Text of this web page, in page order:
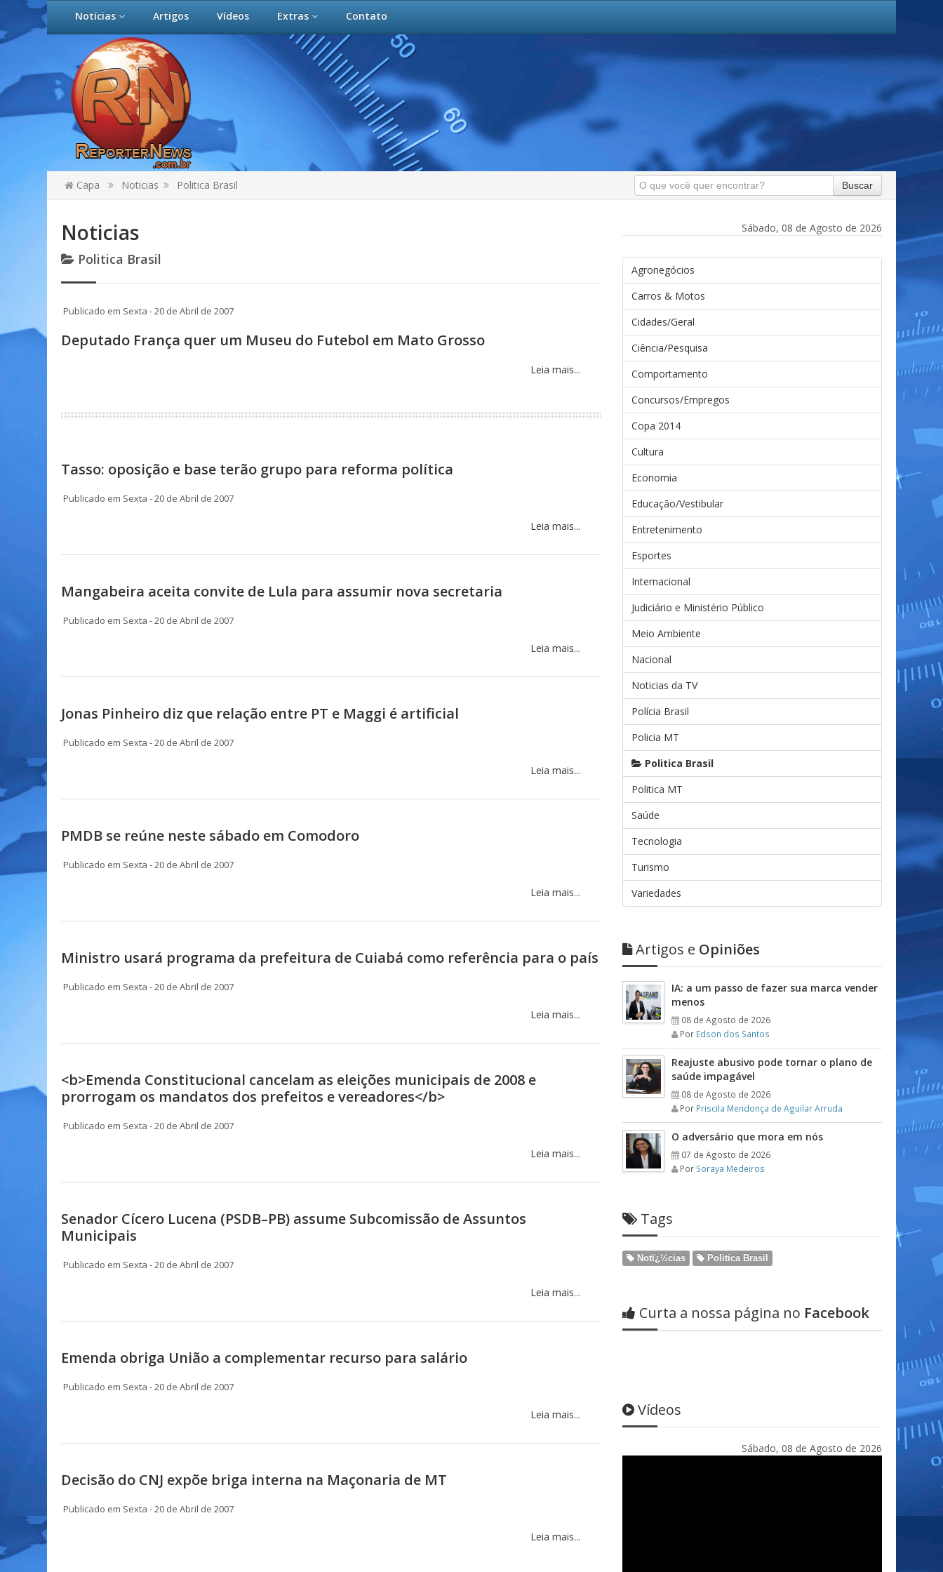
Notícias Artigos Vídeos Extras Contato
Capa Noticias Politica Brasil Buscar
Noticias
Politica Brasil
Publicado em Sexta - 20 de Abril de 2007
Deputado França quer um Museu do Futebol em Mato Grosso
Leia mais...
Tasso: oposição e base terão grupo para reforma política
Publicado em Sexta - 20 de Abril de 2007
Leia mais...
Mangabeira aceita convite de Lula para assumir nova secretaria
Publicado em Sexta - 20 de Abril de 2007
Leia mais...
Jonas Pinheiro diz que relação entre PT e Maggi é artificial
Publicado em Sexta - 20 de Abril de 2007
Leia mais...
PMDB se reúne neste sábado em Comodoro
Publicado em Sexta - 20 de Abril de 2007
Leia mais...
Ministro usará programa da prefeitura de Cuiabá como referência para o país
Publicado em Sexta - 20 de Abril de 2007
Leia mais...
<b>Emenda Constitucional cancelam as eleições municipais de 2008 e
prorrogam os mandatos dos prefeitos e vereadores</b>
Publicado em Sexta - 20 de Abril de 2007
Leia mais...
Senador Cícero Lucena (PSDB–PB) assume Subcomissão de Assuntos
Municipais
Publicado em Sexta - 20 de Abril de 2007
Leia mais...
Emenda obriga União a complementar recurso para salário
Publicado em Sexta - 20 de Abril de 2007
Leia mais...
Decisão do CNJ expõe briga interna na Maçonaria de MT
Publicado em Sexta - 20 de Abril de 2007
Leia mais...
Sábado, 08 de Agosto de 2026
Agronegócios
Carros & Motos
Cidades/Geral
Ciência/Pesquisa
Comportamento
Concursos/Empregos
Copa 2014
Cultura
Economia
Educação/Vestibular
Entretenimento
Esportes
Internacional
Judiciário e Ministério Público
Meio Ambiente
Nacional
Noticias da TV
Polícia Brasil
Policia MT
Politica Brasil
Politica MT
Saúde
Tecnologia
Turismo
Variedades
Artigos e Opiniões
IA: a um passo de fazer sua marca vender
menos
08 de Agosto de 2026
Por Edson dos Santos
Reajuste abusivo pode tornar o plano de
saúde impagável
08 de Agosto de 2026
Por Priscila Mendonça de Aguilar Arruda
O adversário que mora em nós
07 de Agosto de 2026
Por Soraya Medeiros
Tags
Notï¿½cias Politica Brasil
Curta a nossa página no Facebook
Vídeos
Sábado, 08 de Agosto de 2026